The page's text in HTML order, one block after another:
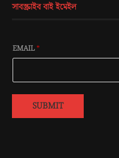
সাবস্ক্রাইব বাই ইমেইল
EMAIL*
SUBMIT